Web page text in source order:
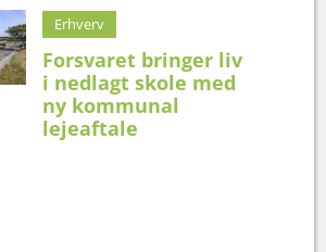
Erhverv
Forsvaret bringer liv
i nedlagt skole med
ny kommunal
lejeaftale